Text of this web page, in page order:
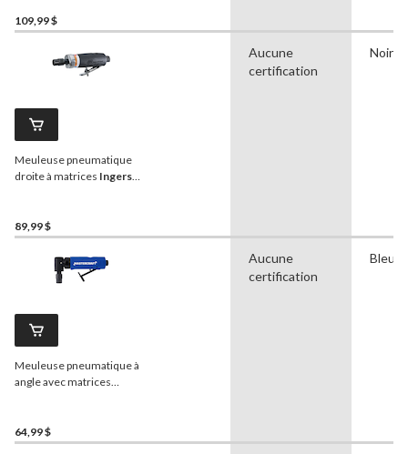
po
109,99 $
Meuleuse pneumatique
droite à matrices Ingersoll
89,99 $
Aucune
certification
Noir
Meuleuse pneumatique à
angle avec matrices
64,99 $
Aucune
certification
Bleu